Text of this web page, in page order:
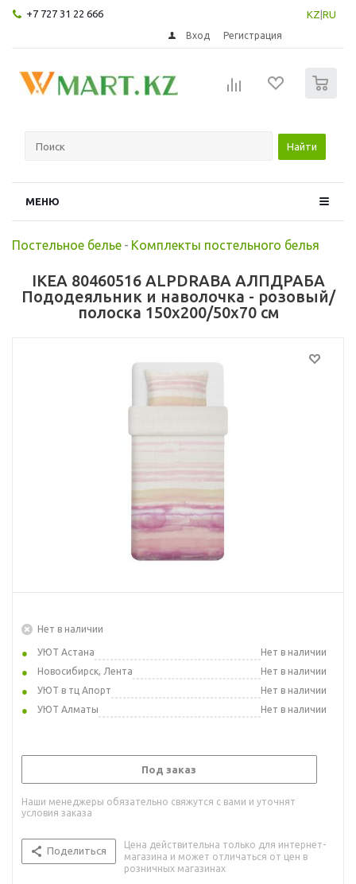
+7 727 31 22 666 KZ RU
Вход Регистрация
Найти
МЕНЮ
Постельное белье - Комплекты постельного белья
IKEA 80460516 ALPDRABA АЛПДРАБА
Пододеяльник и наволочка - розовый/
полоска 150x200/50x70 см
Нет в наличии
УЮТ Астана
Нет в наличии
Новосибирск, Лента
Нет в наличии
УЮТ в тц Апорт
Нет в наличии
УЮТ Алматы
Нет в наличии
Под заказ
Наши менеджеры обязательно свяжутся с вами и уточнят
условия заказа
Поделиться
Цена действительна только для интернет-
магазина и может отличаться от цен в
розничных магазинах